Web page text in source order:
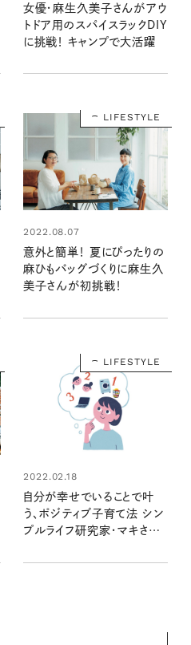
女優・麻生久美子さんがアウ
トドア用のスパイスラックDIY
に挑戦！ キャンプで大活躍
LIFESTYLE
2022.08.07
意外と簡単！ 夏にぴったりの
麻ひもバッグづくりに麻生久
美子さんが初挑戦！
LIFESTYLE
2022.02.18
自分が幸せでいることで叶
う、ポジティブ子育て法 シン
プルライフ研究家・マキさん